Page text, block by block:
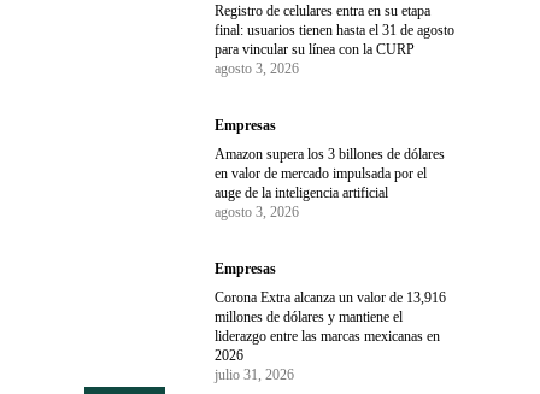
Registro de celulares entra en su etapa
final: usuarios tienen hasta el 31 de agosto
para vincular su línea con la CURP
agosto 3, 2026
Empresas
Amazon supera los 3 billones de dólares
en valor de mercado impulsada por el
auge de la inteligencia artificial
agosto 3, 2026
Empresas
Corona Extra alcanza un valor de 13,916
millones de dólares y mantiene el
liderazgo entre las marcas mexicanas en
2026
julio 31, 2026